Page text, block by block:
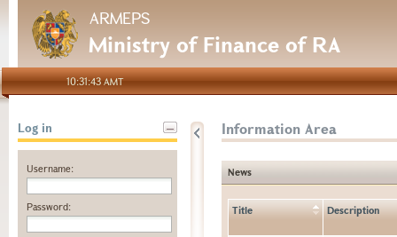
ARMEPS
Ministry of Finance of RA
10:31:43 AMT
Log in
Username:
Password:
Information Area
News
Title Description